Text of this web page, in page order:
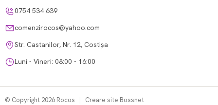
0754 534 639
comenzirocos@yahoo.com
Str. Castanilor, Nr. 12, Costișa
Luni - Vineri: 08:00 - 16:00
© Copyright 2026 Rocos | Creare site Bossnet